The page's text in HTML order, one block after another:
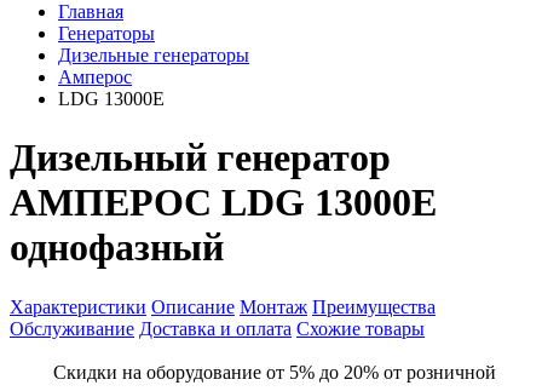
Главная
Генераторы
Дизельные генераторы
Амперос
LDG 13000E
Дизельный генератор
АМПЕРОС LDG 13000E
однофазный
Характеристики Описание Монтаж Преимущества
Обслуживание Доставка и оплата Схожие товары
Скидки на оборудование от 5% до 20% от розничной